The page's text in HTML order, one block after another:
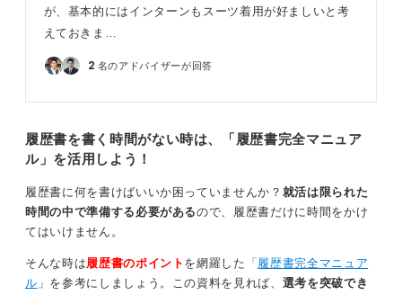
が、基本的にはインターンもスーツ着用が好ましいと考
えておきま…
2 名のアドバイザーが回答
履歴書を書く時間がない時は、「履歴書完全マニュア
ル」を活用しよう！
履歴書に何を書けばいいか困っていませんか？ 就活は限られた
時間の中で準備する必要があるので、履歴書だけに時間をかけ
てはいけません。
そんな時は履歴書のポイント を網羅した 「 履歴書完全マニュア
ル 」を参考にしましょう。この資料を見れば、 選考を突破でき